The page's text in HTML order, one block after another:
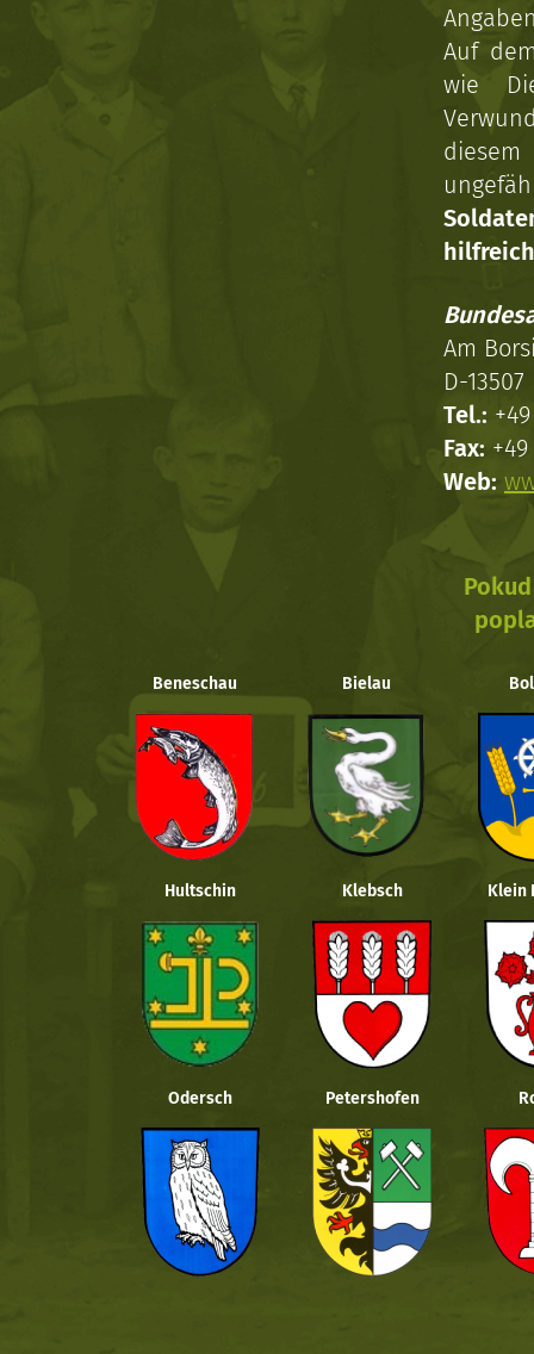
Auf
wie
Am
D-
Tel.:
Fax:
Web:
Beneschau Bielau
Hultschin Klebsch Klein
Odersch Petershofen